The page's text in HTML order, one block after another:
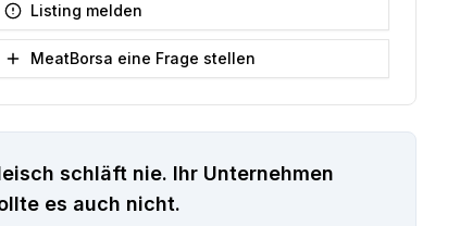
Listing melden
MeatBorsa eine Frage stellen
schläft nie. Ihr Unternehmen
es auch nicht.